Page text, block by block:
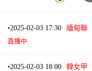
•2025-02-03 17:30 緬甸聯
直播中
•2025-02-03 18:00
韓女甲